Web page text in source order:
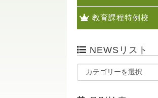
教育課程特例校
NEWSリスト